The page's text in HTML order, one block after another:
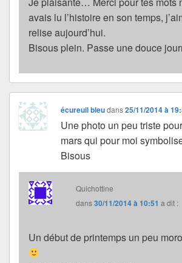
avais lu l’histoire en son temps,
relise aujourd’hui.
Bisous plein. Passe une douce
écureuil bleudans25/11/2014 à
Une photo un peu triste
mars qui pour moi
Bisous
Quichottine
dans30/11/2014 à 10:51 a dit :
Un début de printemps un peu